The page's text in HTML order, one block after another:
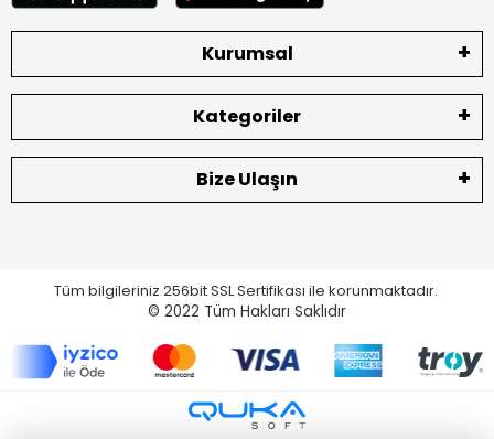
Kurumsal
Kategoriler
Bize Ulaşın
Tüm bilgileriniz 256bit SSL Sertifikası ile korunmaktadır.
© 2022 Tüm Hakları Saklıdır